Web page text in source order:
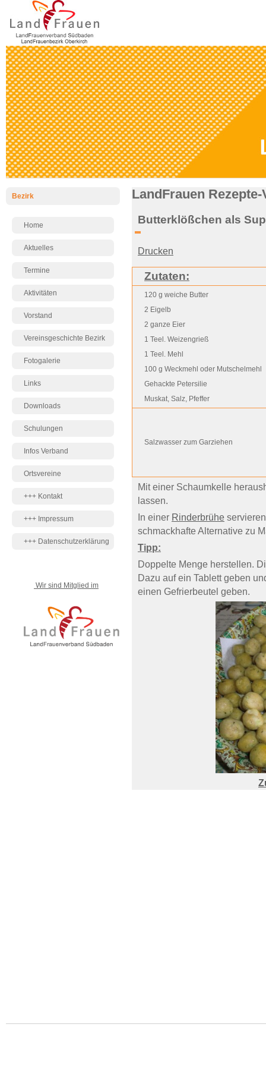
Bezirk
Home
Aktuelles
Termine
Aktivitäten
Vorstand
Vereinsgeschichte Bezirk
Fotogalerie
Links
Downloads
Schulungen
Infos Verband
Ortsvereine
+++ Kontakt
+++ Impressum
+++ Datenschutzerklärung
Wir sind Mitglied im
LandFrauen
Butterklößchen als
Drucken
Zutaten:
120 g weiche Butter
2 Eigelb
2 ganze Eier
1 Teel. Weizengrieß
1 Teel. Mehl
100 g Weckmehl oder Mutschelmehl
Gehackte Petersilie
Muskat, Salz, Pfeffer
Salzwasser zum Garziehen
Mit einer Schaumkelle
lassen.
In einer Rinderbrühe
schmackhafte Alternative zu
Tipp:
Doppelte Menge herstellen.
Dazu auf ein Tablett geben
einen Gefrierbeutel geben.